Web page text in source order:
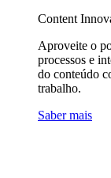
Content
Aproveite o
processos e
do conteúdo
trabalho.
Saber mais